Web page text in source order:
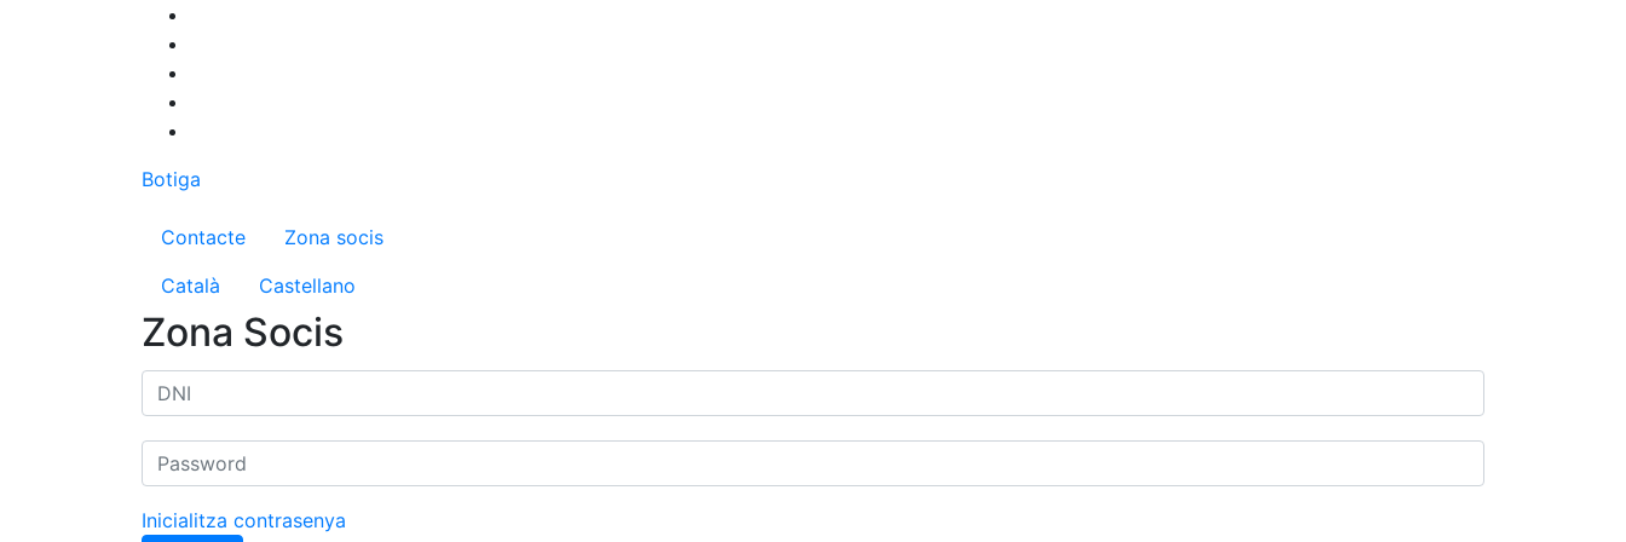
Botiga
Menú del compte d'usuari
Contacte
Zona socis
Català
Castellano
Zona Socis
Inicialitza contrasenya